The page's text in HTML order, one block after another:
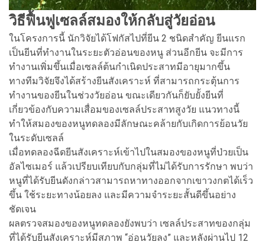
วิธีฟื้นฟูเซลล์สมองให้กลับสู่วัยอ่อน
ในโครงการนี้ นักวิจัยได้โฟกัสไปที่ยีน 2 ชนิดสำคัญ ยีนแรก
เป็นยีนที่ทำงานในระยะตัวอ่อนของหนู ส่วนอีกยีน จะมีการ
ทำงานเพิ่มขึ้นเมื่อเซลล์ต้นกำเนิดประสาทมีอายุมากขึ้น
ทางทีมวิจัยจึงได้สร้างยีนสังเคราะห์ ที่สามารถกระตุ้นการ
ทำงานของยีนในช่วงวัยอ่อน ขณะเดียวกันก็ยับยั้งยีนที่
เกี่ยวข้องกับความเสื่อมของเซลล์ประสาทสูงวัย แนวทางนี้
ทำให้สมองของหนูทดลองมีลักษณะคล้ายกับเกิดการย้อนวัย
ในระดับเซลล์
เมื่อทดลองฉีดยีนสังเคราะห์เข้าไปในสมองของหนูที่ป่วยเป็น
อัลไซเมอร์ แล้วเปรียบเทียบกับกลุ่มที่ไม่ได้รับการรักษา พบว่า
หนูที่ได้รับยีนดังกล่าวสามารถหาทางออกจากเขาวงกตได้เร็ว
ขึ้น ใช้ระยะทางน้อยลง และมีความจำระยะสั้นดีขึ้นอย่าง
ชัดเจน
ผลตรวจสมองของหนูทดลองยังพบว่า เซลล์ประสาทของกลุ่ม
ที่ได้รับยีนสังเคราะห์มีสภาพ “อ่อนวัยลง” และหลังผ่านไป 12